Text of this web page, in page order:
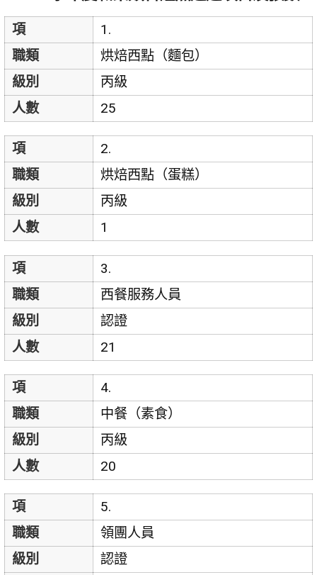
項
1.
職類
烘焙西點（麵包）
級別
丙級
人數
25
項
2.
職類
烘焙西點（蛋糕）
級別
丙級
人數
1
項
3.
職類
西餐服務人員
級別
認證
人數
21
項
4.
職類
中餐（素食）
級別
丙級
人數
20
項
5.
職類
領團人員
級別
認證